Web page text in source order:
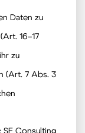
Daten zu
16–17
zu
(Art. 7 Abs. 3
Consulting